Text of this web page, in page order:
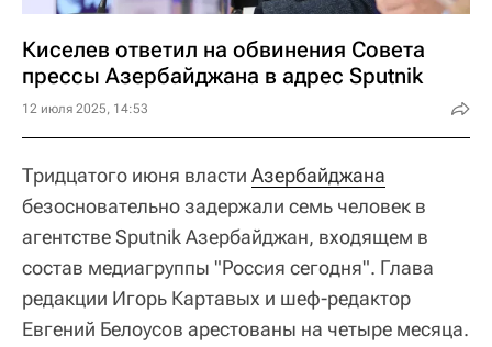
Киселев ответил на обвинения Совета
прессы Азербайджана в адрес Sputnik
12 июля 2025, 14:53
Тридцатого июня власти Азербайджана
безосновательно задержали семь человек в
агентстве Sputnik Азербайджан, входящем в
состав медиагруппы "Россия сегодня". Глава
редакции Игорь Картавых и шеф-редактор
Евгений Белоусов арестованы на четыре месяца.